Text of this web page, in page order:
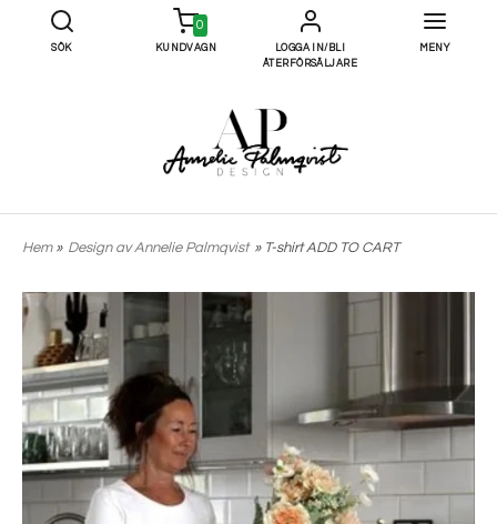
SÖK
0
KUNDVAGN
LOGGA IN/BLI
ÅTERFÖRSÄLJARE
MENY
Hem» Design av Annelie Palmqvist » T-shirt ADD TO CART